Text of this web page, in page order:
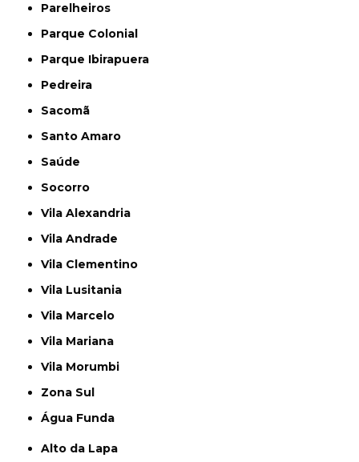
Parelheiros
Parque Colonial
Parque Ibirapuera
Pedreira
Sacomã
Santo Amaro
Saúde
Socorro
Vila Alexandria
Vila Andrade
Vila Clementino
Vila Lusitania
Vila Marcelo
Vila Mariana
Vila Morumbi
Zona Sul
Água Funda
Alto da Lapa